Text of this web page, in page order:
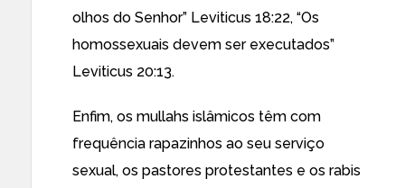
olhos do Senhor” Leviticus 18:22, “Os
homossexuais devem ser executados”
Leviticus 20:13.
Enfim, os mullahs islâmicos têm com
frequência rapazinhos ao seu serviço
sexual, os pastores protestantes e os rabis